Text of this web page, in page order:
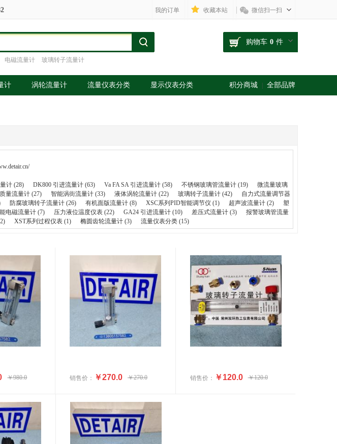
我的订单 收藏本站 微信扫一扫
电磁流量计 玻璃转子流量计
购物车 0 件
计 涡轮流量计 流量仪表分类 显示仪表分类 积分商城 全部品牌
计 (28) DK800 引进流量计 (63) Va FA SA 引进流量计 (58) 不锈钢玻璃管流量计 (19)
微流量玻璃
量流量计 (27) 智能涡街流量计 (33) 液体涡轮流量计 (22) 玻璃转子流量计 (42)
自力式流量调节器
防腐玻璃转子流量计 (26) 有机面版流量计 (8) XSC系列PID智能调节仪 (1) 超声波流量计 (2)
塑
电磁流量计 (7) 压力液位温度仪表 (22) GA24 引进流量计 (10) 差压式流量计 (3)
报警玻璃管流量
XST系列过程仪表 (1) 椭圆齿轮流量计 (3) 流量仪表分类 (15)
￥980.0 销售价： ￥270.0 ￥270.0 销售价： ￥120.0 ￥120.0